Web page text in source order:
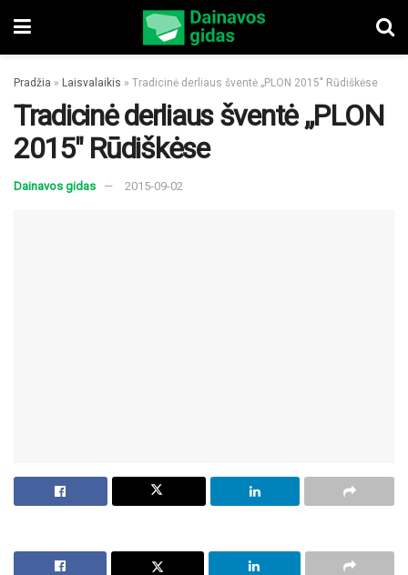
Pradžia » Laisvalaikis » Tradicinė derliaus šventė „PLON 2015″ Rūdiškėse
Tradicinė derliaus šventė „PLON
2015″ Rūdiškėse
Dainavos gidas 2015-09-02